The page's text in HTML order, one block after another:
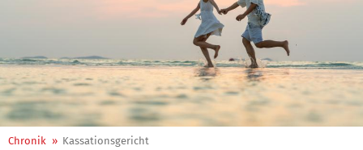
Chronik » Kassationsgericht